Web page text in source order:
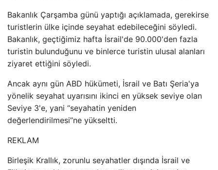
Bakanlık Çarşamba günü yaptığı açıklamada, gerekirse
turistlerin ülke içinde seyahat edebileceğini söyledi.
Bakanlık, geçtiğimiz hafta İsrail'de 90.000'den fazla
turistin bulunduğunu ve binlerce turistin ulusal alanları
ziyaret ettiğini söyledi.
Ancak aynı gün ABD hükümeti, İsrail ve Batı Şeria'ya
yönelik seyahat uyarısını ikinci en yüksek seviye olan
Seviye 3'e, yani “seyahatin yeniden
değerlendirilmesi”ne yükseltti.
REKLAM
Birleşik Krallık, zorunlu seyahatler dışında İsrail ve